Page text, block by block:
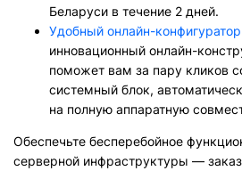
Беларуси в течение 2 дней.
Удобный онлайн-
инновационный онлайн-
поможет вам за пару кликов
системный блок,
на полную аппаратную
Обеспечьте бесперебойное
серверной инфраструктуры —